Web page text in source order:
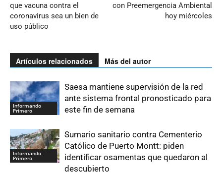
que vacuna contra el
coronavirus sea un bien de
uso público
con Preemergencia Ambiental
hoy miércoles
Artículos relacionados Más del autor
Informando
Primero
Saesa mantiene supervisión de la red
ante sistema frontal pronosticado para
este fin de semana
Informando
Primero
Sumario sanitario contra Cementerio
Católico de Puerto Montt: piden
identificar osamentas que quedaron al
descubierto